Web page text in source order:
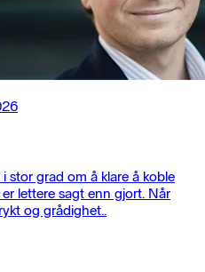
stor grad om å klare å koble
lettere sagt enn gjort. Når
og grådighet..